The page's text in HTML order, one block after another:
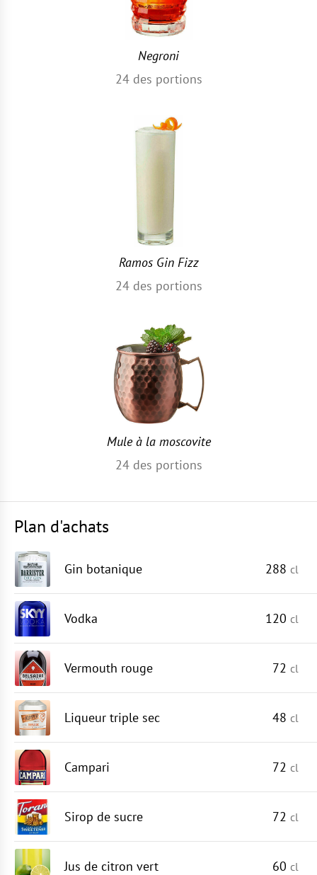
Negroni
24des portions
Ramos Gin Fizz
24des portions
Mule à la moscovite
24des portions
Plan d'achats
Gin botanique 288 cl
Vodka 120 cl
Vermouth rouge 72 cl
Liqueur triple sec 48 cl
Campari 72 cl
Sirop de sucre 72 cl
Jus de citron vert 60 cl